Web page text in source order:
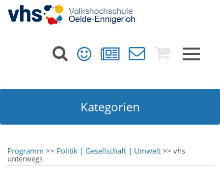
Toggle
Kategorien
Programm >> Politik | Gesellschaft | Umwelt >> vhs
unterwegs